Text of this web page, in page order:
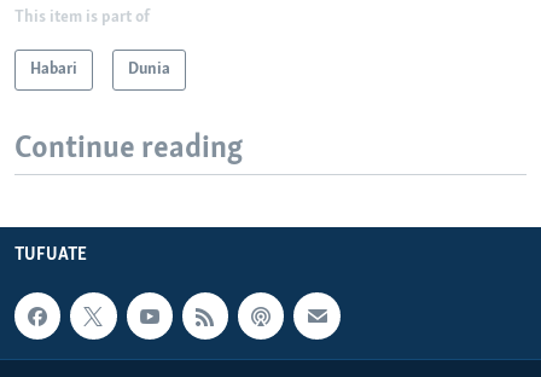
This item is part of
Habari Dunia
Continue reading
TUFUATE